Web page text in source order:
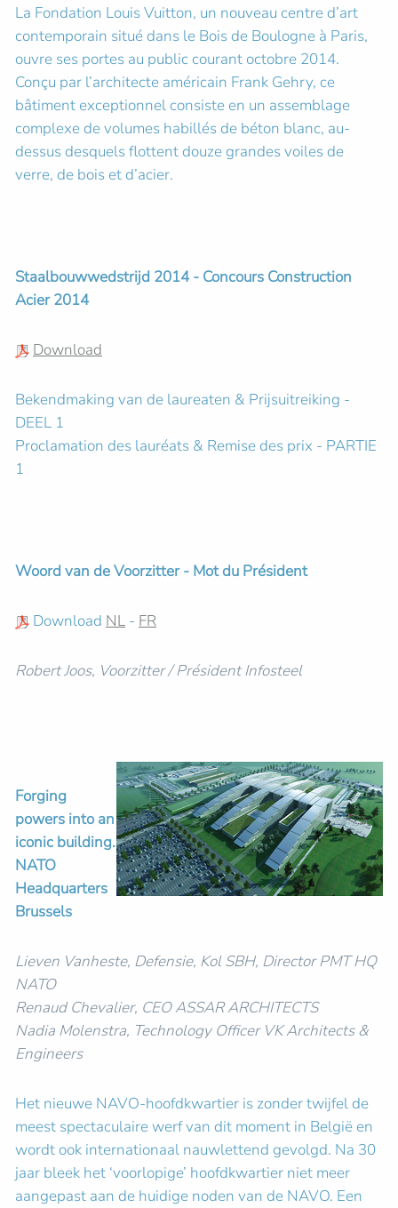
La Fondation Louis Vuitton, un nouveau centre d’art
contemporain situé dans le Bois de Boulogne à Paris,
ouvre ses portes au public courant octobre 2014.
Conçu par l’architecte américain Frank Gehry, ce
bâtiment exceptionnel consiste en un assemblage
complexe de volumes habillés de béton blanc, au-
dessus desquels flottent douze grandes voiles de
verre, de bois et d’acier.
Staalbouwwedstrijd 2014 - Concours Construction
Acier 2014
Download
Bekendmaking van de laureaten & Prijsuitreiking -
DEEL 1
Proclamation des lauréats & Remise des prix - PARTIE
1
Woord van de Voorzitter - Mot du Président
Download NL - FR
Robert Joos, Voorzitter / Président Infosteel
Forging
powers into an
iconic building.
NATO
Headquarters
Brussels
Lieven Vanheste, Defensie, Kol SBH, Director PMT HQ
NATO
Renaud Chevalier, CEO ASSAR ARCHITECTS
Nadia Molenstra, Technology Officer VK Architects &
Engineers
Het nieuwe NAVO-hoofdkwartier is zonder twijfel de
meest spectaculaire werf van dit moment in België en
wordt ook internationaal nauwlettend gevolgd. Na 30
jaar bleek het ‘voorlopige’ hoofdkwartier niet meer
aangepast aan de huidige noden van de NAVO. Een